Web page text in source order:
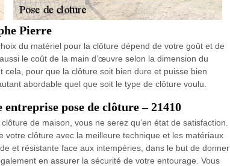
Pierre
du matériel pour la clôture dépend de votre goût et de
le coût de la main d’œuvre selon la dimension du
pour que la clôture soit bien dure et puisse bien
abordable quel que soit le type de clôture voulu.
pose de clôture – 21410
de maison, vous ne serez qu’en état de satisfaction.
clôture avec la meilleure technique et les matériaux
et résistante face aux intempéries, dans le but de donner
en assurer la sécurité de votre entourage. Vous